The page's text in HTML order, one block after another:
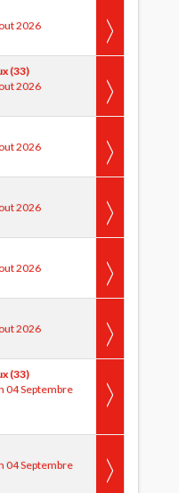
2026
(33)
2026
2026
2026
2026
2026
(33)
04 Septembre
04 Septembre